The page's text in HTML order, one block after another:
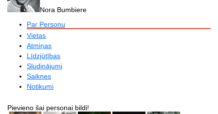
Nora Bumbiere
Par Personu
Vietas
Atmiņas
Līdzjūtības
Sludinājumi
Saiknes
Notikumi
Pievieno šai personai bildi!